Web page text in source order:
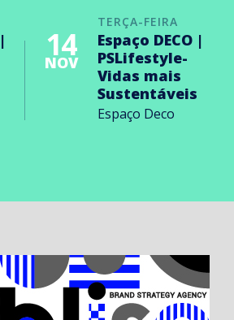
TERÇA-FEIRA
14
NOV
Espaço DECO |
PSLifestyle-
Vidas mais
Sustentáveis
Espaço Deco